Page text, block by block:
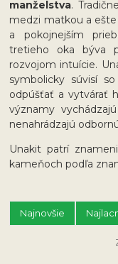
manželstva.
medzi matkou a
a pokojnejším
tretieho oka býva
rozvojom intuície.
symbolicky súvisí
odpúšťať a vytvárať
významy
nenahrádzajú
Unakit patrí
kameňoch podľa
Najnovšie